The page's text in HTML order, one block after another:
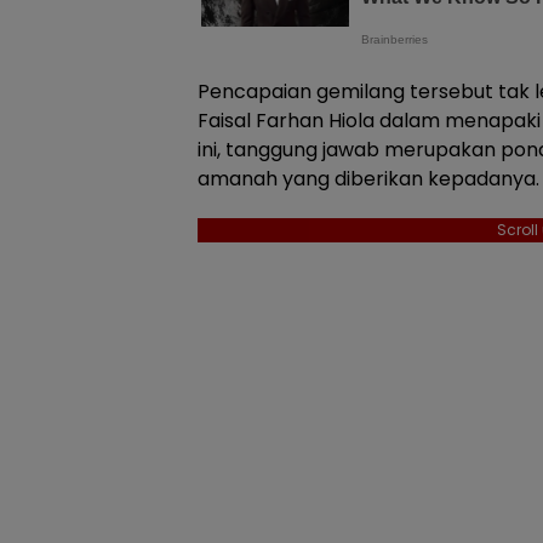
Pencapaian gemilang tersebut tak
Faisal Farhan Hiola dalam
ini, tanggung jawab merupakan
amanah yang diberikan kepadanya.